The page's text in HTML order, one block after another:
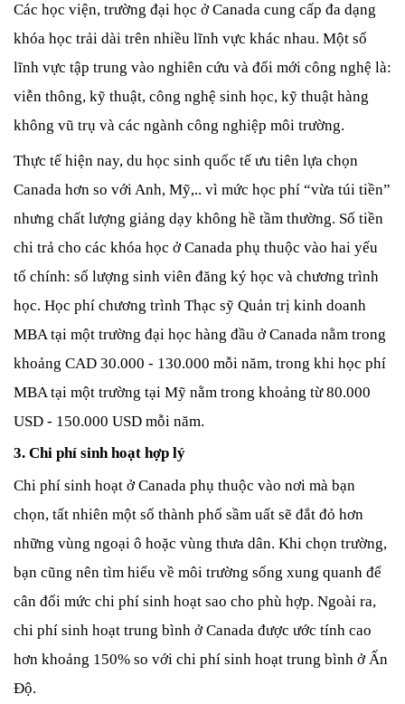
Các học viện, trường đại học ở Canada cung cấp đa dạng
khóa học trải dài trên nhiều lĩnh vực khác nhau. Một số
lĩnh vực tập trung vào nghiên cứu và đổi mới công nghệ là:
viễn thông, kỹ thuật, công nghệ sinh học, kỹ thuật hàng
không vũ trụ và các ngành công nghiệp môi trường.
Thực tế hiện nay, du học sinh quốc tế ưu tiên lựa chọn
Canada hơn so với Anh, Mỹ,.. vì mức học phí “vừa túi tiền”
nhưng chất lượng giảng dạy không hề tầm thường. Số tiền
chi trả cho các khóa học ở Canada phụ thuộc vào hai yếu
tố chính: số lượng sinh viên đăng ký học và chương trình
học. Học phí chương trình Thạc sỹ Quản trị kinh doanh
MBA tại một trường đại học hàng đầu ở Canada nằm trong
khoảng CAD 30.000 - 130.000 mỗi năm, trong khi học phí
MBA tại một trường tại Mỹ nằm trong khoảng từ 80.000
USD - 150.000 USD mỗi năm.
3. Chi phí sinh hoạt hợp lý
Chi phí sinh hoạt ở Canada phụ thuộc vào nơi mà bạn
chọn, tất nhiên một số thành phố sầm uất sẽ đắt đỏ hơn
những vùng ngoại ô hoặc vùng thưa dân. Khi chọn trường,
bạn cũng nên tìm hiểu về môi trường sống xung quanh để
cân đối mức chi phí sinh hoạt sao cho phù hợp. Ngoài ra,
chi phí sinh hoạt trung bình ở Canada được ước tính cao
hơn khoảng 150% so với chi phí sinh hoạt trung bình ở Ấn
Độ.